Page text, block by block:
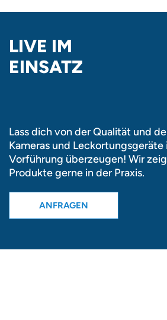
LIVE IM
EINSATZ
Lass dich von der Qualität und
Kameras und Leckortungsgeräte
Vorführung überzeugen! Wir
Produkte gerne in der Praxis.